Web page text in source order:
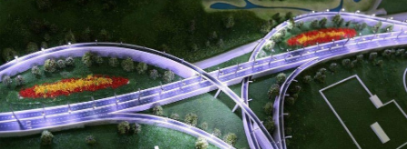
Улс төр
Эдийн засаг
Үзэл бодол
Спорт